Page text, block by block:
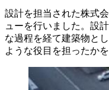
設計を担当された株式
ューを行いました。設
な過程を経て建築物と
ような役目を担ったか